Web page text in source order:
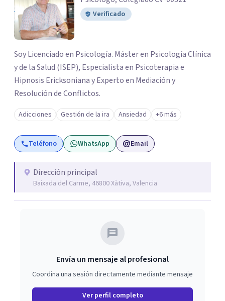
Verificado
Soy Licenciado en Psicología. Máster en Psicología Clínica
y de la Salud (ISEP), Especialista en Psicoterapia e
Hipnosis Ericksoniana y Experto en Mediación y
Resolución de Conflictos.
Adicciones Gestión de la ira Ansiedad +6 más
Teléfono WhatsApp Email
Dirección principal
Baixada del Carme, 46800 Xàtiva, Valencia
Envía un mensaje al profesional
Coordina una sesión directamente mediante mensaje
Ver perfil completo